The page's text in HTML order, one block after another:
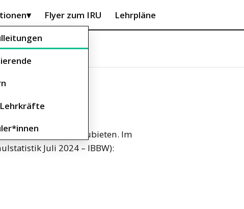
▾
Flyer zum IRU Lehrpläne
aktuelle Liste anzubieten. Im
Juli 2024 – IBBW):